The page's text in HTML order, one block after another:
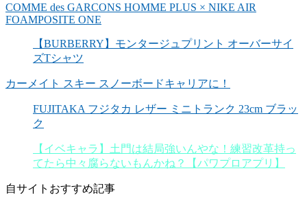
COMME des GARCONS HOMME PLUS × NIKE AIR
FOAMPOSITE ONE
【BURBERRY】モンタージュプリント オーバーサイ
ズTシャツ
カーメイト スキー スノーボードキャリアに！
FUJITAKA フジタカ レザー ミニトランク 23cm ブラッ
ク
【イベキャラ】土門は結局強いんやな！練習改革持っ
てたら中々腐らないもんかね？【パワプロアプリ】
自サイトおすすめ記事